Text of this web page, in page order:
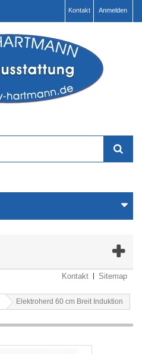
Anmelden
Kontakt
Kontakt Sitemap
Elektroherd 60 cm Breit Induktion